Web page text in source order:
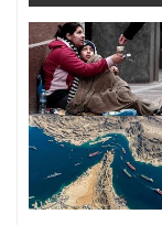
i
q
a
s
i